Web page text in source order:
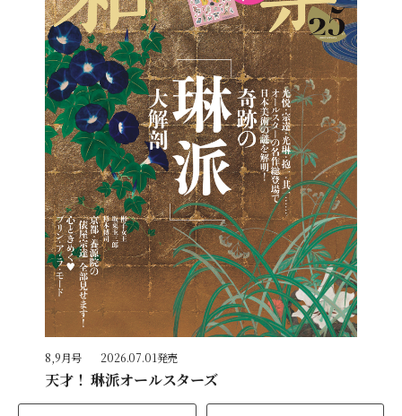
8,9月号 2026.07.01発売
天才！ 琳派オールスターズ